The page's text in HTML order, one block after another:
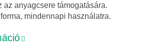
az anyagcsere támogatására.
mindennapi használatra.